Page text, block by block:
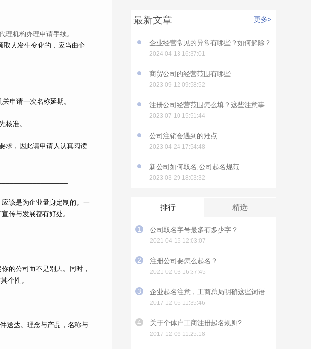
最新文章 更多>
企业经营常见的异常有哪些？如何解除？
2024-04-13 16:37:01
商贸公司的经营范围有哪些
2023-09-12 09:58:52
2023-07-10 15:51:44
公司注销会遇到的难点
2023-04-24 17:54:48
新公司如何取名,公司起名规范
2023-03-29 18:03:32
排行 精选
1 公司取名字号最多有多少字？
2021-04-16 12:03:07
2 注册公司要怎么起名？
2021-02-03 16:37:45
3
2017-12-06 11:35:46
4 关于个体户工商注册起名规则?
2017-12-06 11:25:18
理机构办理申请手续。
人发生变化的，应当由企
申请一次名称延期。
准。
求，因此请申请人认真阅读
该是为企业量身定制的。一
传与发展都有好处。
的公司而不是别人。同时，
个性。
送达。理念与产品，名称与